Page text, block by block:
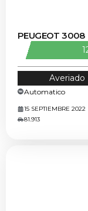
PEUGEOT 3008
Averiado
Automatico
15 SEPTIEMBRE 2022
81.913